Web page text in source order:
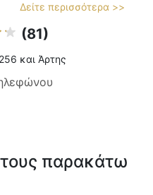
Δείτε περισσότερα >>
(81)
και Άρτης
παρακάτω